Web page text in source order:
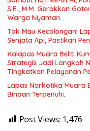
S.E., M.M. Gerakkan
Warga Nyaman.
Tak Mau Kecolongan!
Senjata Api, Pastikan
Kalapas Muara Beliti
Strategis Jadi Langkah
Tingkatkan Pelayanan
Lapas Narkotika Muara
Binaan Terpenuhi.
Post Views: 1,476